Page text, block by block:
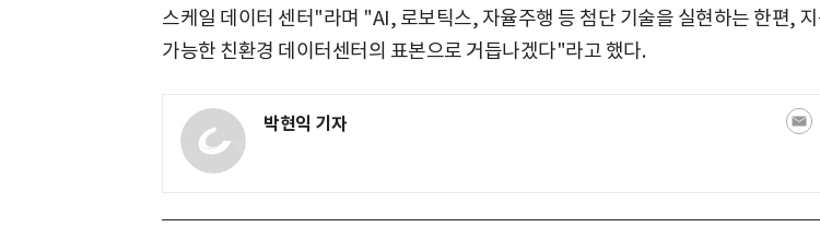
스케일 데이터 센터"라며 "AI, 로보틱스, 자율주행 등 첨단 기술을 실현하는 한편,
가능한 친환경 데이터센터의 표본으로 거듭나겠다"라고 했다.
박현익 기자